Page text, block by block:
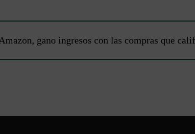
gano ingresos con las compras que